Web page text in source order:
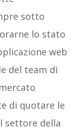
sotto
lo stato
web
del team di
di quotare le
settore della